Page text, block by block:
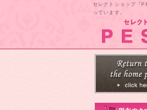
セレクトショップ『
っています。